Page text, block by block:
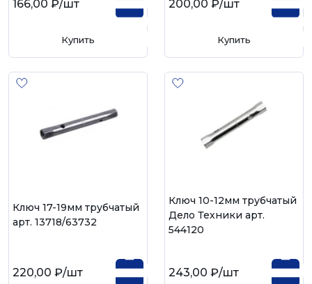
166,00 ₽/шт
Купить
200,00 ₽/шт
Купить
Ключ 17-19мм трубчатый
арт. 13718/63732
220,00 ₽/шт
Ключ 10-12мм трубчатый
Дело Техники арт.
544120
243,00 ₽/шт